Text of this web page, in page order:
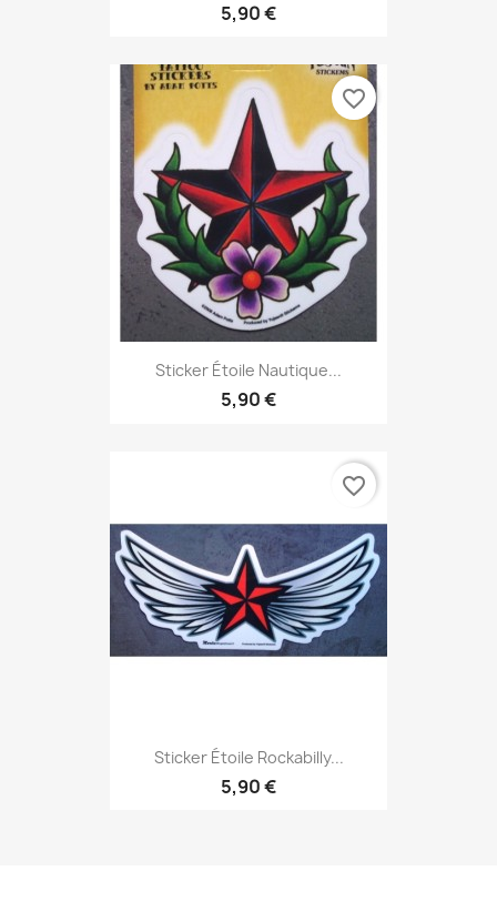
5,90 €
Sticker Étoile Nautique...
5,90 €
favorite_border
Sticker Étoile Rockabilly...
5,90 €
favorite_border